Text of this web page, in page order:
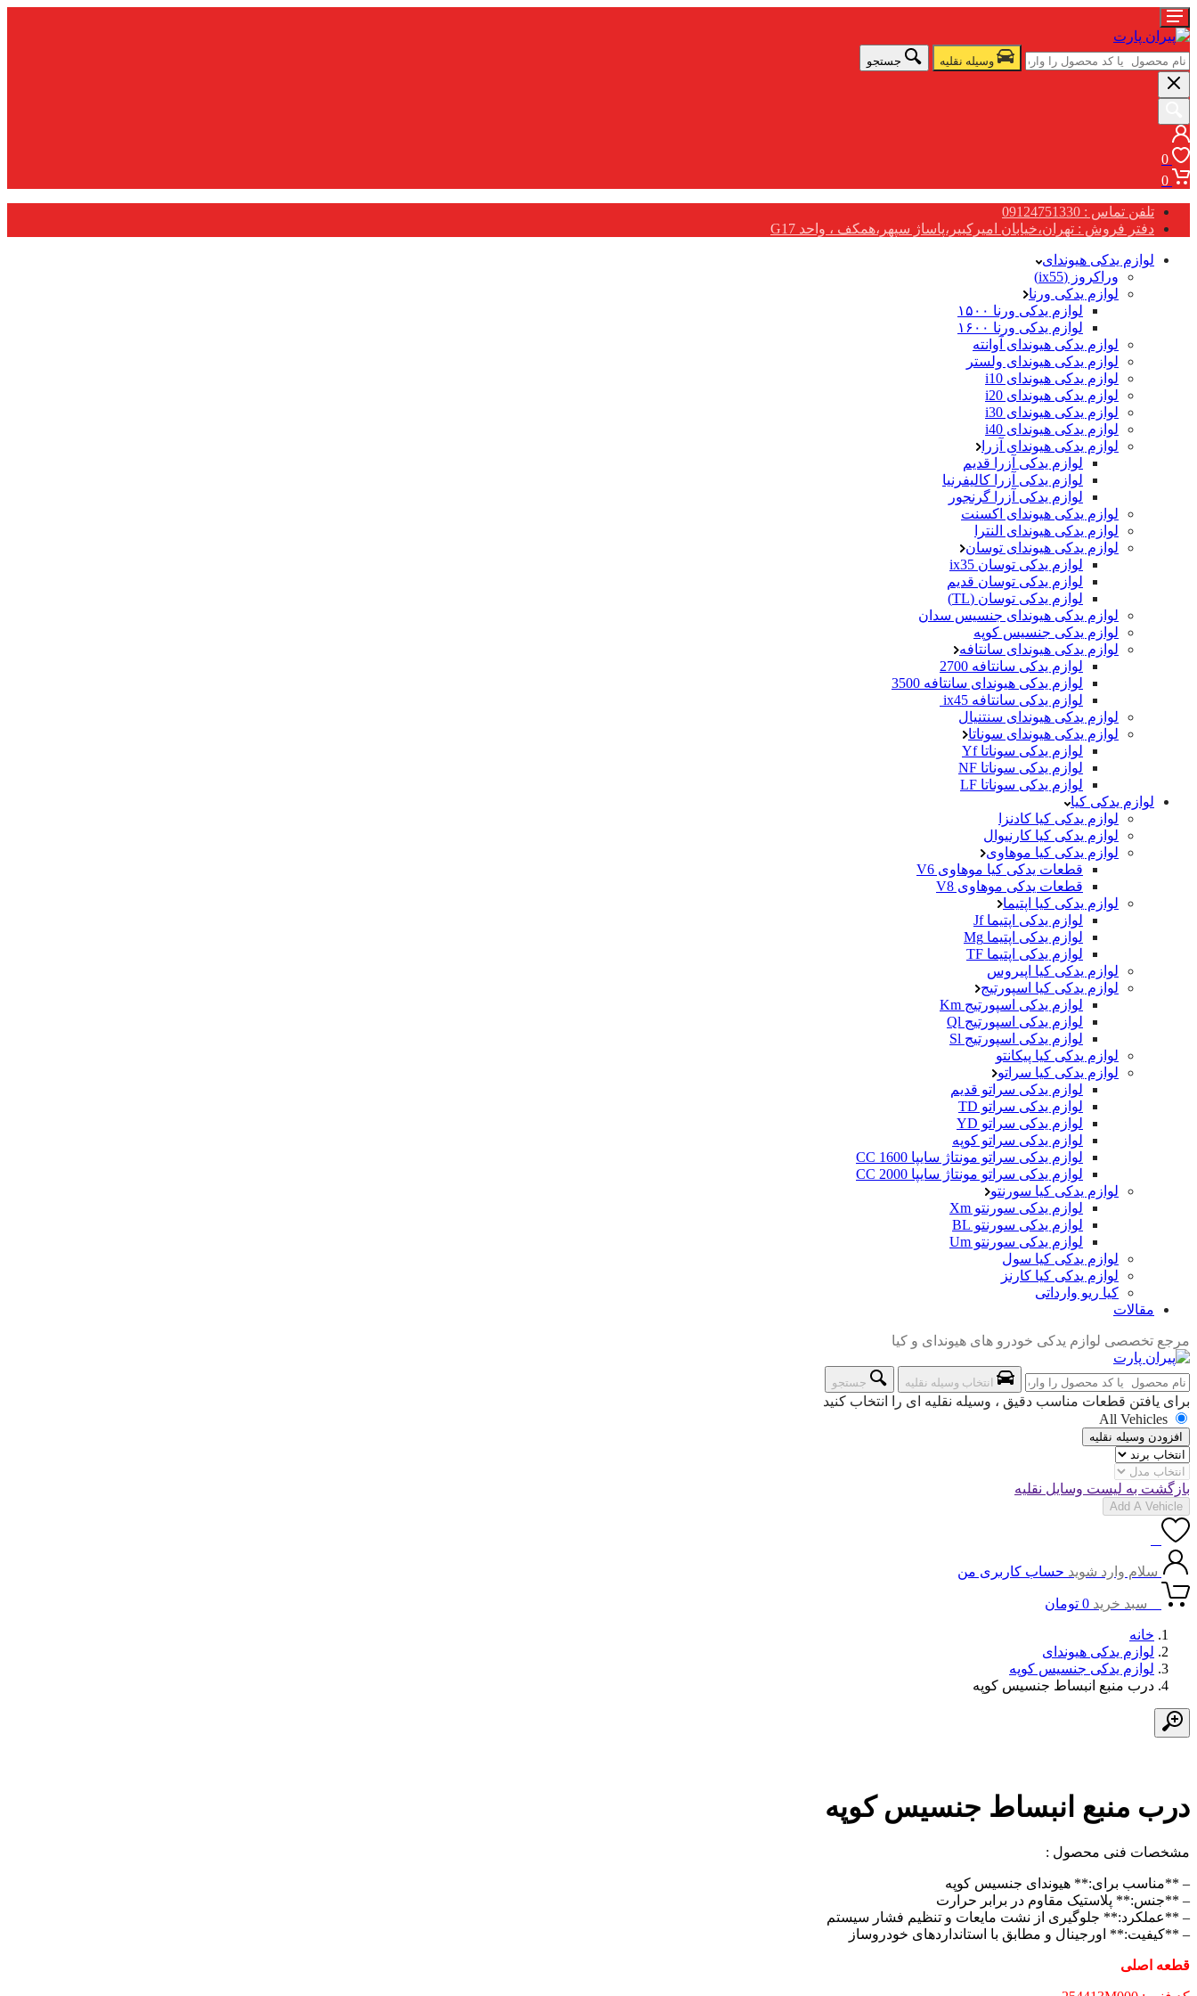
وسیله نقلیه جستجو
0
0
تلفن تماس : 09124751330
دفتر فروش : تهران،خیابان امیرکبیر،پاساژ سپهر،همکف ، واحد G17
لوازم یدکی هیوندای
وراکروز (ix55)
لوازم یدکی ورنا
لوازم یدکی ورنا ۱۵۰۰
لوازم یدکی ورنا ۱۶۰۰
لوازم یدکی هیوندای آوانته
لوازم یدکی هیوندای ولستر
لوازم یدکی هیوندای i10
لوازم یدکی هیوندای i20
لوازم یدکی هیوندای i30
لوازم یدکی هیوندای i40
لوازم یدکی هیوندای آزرا
لوازم یدکی آزرا قدیم
لوازم یدکی آزرا کالیفرنیا
لوازم یدکی آزرا گرنجور
لوازم یدکی هیوندای اکسنت
لوازم یدکی هیوندای النترا
لوازم یدکی هیوندای توسان
لوازم یدکی توسان ix35
لوازم یدکی توسان قدیم
لوازم یدکی توسان (TL)
لوازم یدکی هیوندای جنسیس سدان
لوازم یدکی جنسیس کوپه
لوازم یدکی هیوندای سانتافه
لوازم یدکی سانتافه 2700
لوازم یدکی هیوندای سانتافه 3500
لوازم یدکی سانتافه ix45
لوازم یدکی هیوندای سنتنیال
لوازم یدکی هیوندای سوناتا
لوازم یدکی سوناتا Yf
لوازم یدکی سوناتا NF
لوازم یدکی سوناتا LF
لوازم یدکی کیا
لوازم یدکی کیا کادنزا
لوازم یدکی کیا کارنیوال
لوازم یدکی کیا موهاوی
قطعات یدکی کیا موهاوی V6
قطعات یدکی موهاوی V8
لوازم یدکی کیا اپتیما
لوازم یدکی اپتیما Jf
لوازم یدکی اپتیما Mg
لوازم یدکی اپتیما TF
لوازم یدکی کیا اپیروس
لوازم یدکی کیا اسپورتیج
لوازم یدکی اسپورتیج Km
لوازم یدکی اسپورتیج Ql
لوازم یدکی اسپورتیج Sl
لوازم یدکی کیا پیکانتو
لوازم یدکی کیا سراتو
لوازم یدکی سراتو قدیم
لوازم یدکی سراتو TD
لوازم یدکی سراتو YD
لوازم یدکی سراتو کوپه
لوازم یدکی سراتو مونتاژ سایپا 1600 CC
لوازم یدکی سراتو مونتاژ سایپا 2000 CC
لوازم یدکی کیا سورنتو
لوازم یدکی سورنتو Xm
لوازم یدکی سورنتو BL
لوازم یدکی سورنتو Um
لوازم یدکی کیا سول
لوازم یدکی کیا کارنز
کیا ریو وارداتی
مقالات
مرجع تخصصی لوازم یدکی خودرو های هیوندای و کیا
انتخاب وسیله نقلیه جستجو
برای یافتن قطعات مناسب دقیق ، وسیله نقلیه ای را انتخاب کنید
All Vehicles
افزودن وسیله نقلیه
بازگشت به لیست وسایل نقلیه
Add A Vehicle
سلام وارد شوید حساب کاربری من
سبد خرید 0 تومان
خانه
لوازم یدکی هیوندای
لوازم یدکی جنسیس کوپه
درب منبع انبساط جنسیس کوپه
درب منبع انبساط جنسیس کوپه
مشخصات فنی محصول :
– **مناسب برای:** هیوندای جنسیس کوپه
– **جنس:** پلاستیک مقاوم در برابر حرارت
– **عملکرد:** جلوگیری از نشت مایعات و تنظیم فشار سیستم
– **کیفیت:** اورجینال و مطابق با استانداردهای خودروساز
قطعه اصلی